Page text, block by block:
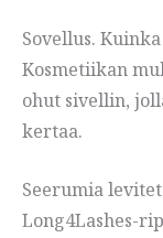
Sovellus.
Kosmetiikan
ohut sivellin,
kertaa.
Seerumia
Long4Lashes-